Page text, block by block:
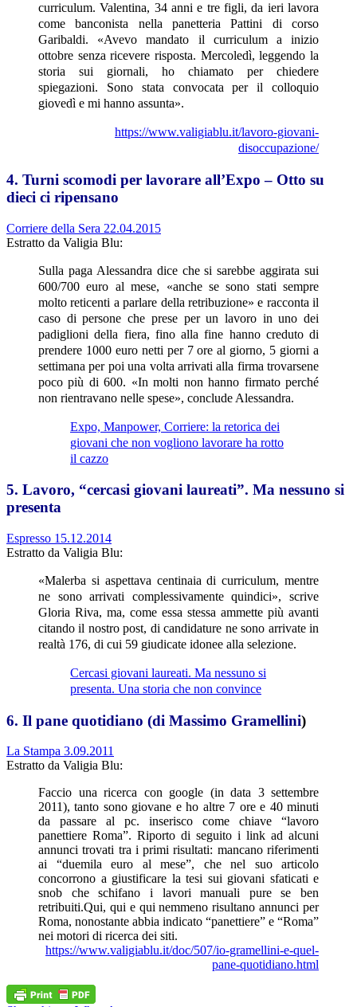
curriculum. Valentina, 34 anni e tre figli, da ieri lavora
come banconista nella panetteria Pattini di corso
Garibaldi. «Avevo mandato il curriculum a inizio
ottobre senza ricevere risposta. Mercoledì, leggendo la
storia sui giornali, ho chiamato per chiedere
spiegazioni. Sono stata convocata per il colloquio
giovedì e mi hanno assunta».
https://www.valigiablu.it/lavoro-giovani-
disoccupazione/
4. Turni scomodi per lavorare all’Expo – Otto su
dieci ci ripensano
Corriere della Sera 22.04.2015
Estratto da Valigia Blu:
Sulla paga Alessandra dice che si sarebbe aggirata sui
600/700 euro al mese, «anche se sono stati sempre
molto reticenti a parlare della retribuzione» e racconta il
caso di persone che prese per un lavoro in uno dei
padiglioni della fiera, fino alla fine hanno creduto di
prendere 1000 euro netti per 7 ore al giorno, 5 giorni a
settimana per poi una volta arrivati alla firma trovarsene
poco più di 600. «In molti non hanno firmato perché
non rientravano nelle spese», conclude Alessandra.
Expo, Manpower, Corriere: la retorica dei
giovani che non vogliono lavorare ha rotto
il cazzo
5. Lavoro, “cercasi giovani laureati”. Ma nessuno si
presenta
Espresso 15.12.2014
Estratto da Valigia Blu:
«Malerba si aspettava centinaia di curriculum, mentre
ne sono arrivati complessivamente quindici», scrive
Gloria Riva, ma, come essa stessa ammette più avanti
citando il nostro post, di candidature ne sono arrivate in
realtà 176, di cui 59 giudicate idonee alla selezione.
Cercasi giovani laureati. Ma nessuno si
presenta. Una storia che non convince
6. Il pane quotidiano (di Massimo Gramellini)
La Stampa 3.09.2011
Estratto da Valigia Blu:
Faccio una ricerca con google (in data 3 settembre
2011), tanto sono giovane e ho altre 7 ore e 40 minuti
da passare al pc. inserisco come chiave “lavoro
panettiere Roma”. Riporto di seguito i link ad alcuni
annunci trovati tra i primi risultati: mancano riferimenti
ai “duemila euro al mese”, che nel suo articolo
concorrono a giustificare la tesi sui giovani sfaticati e
snob che schifano i lavori manuali pure se ben
retribuiti.Qui, qui e qui nemmeno risultano annunci per
Roma, nonostante abbia indicato “panettiere” e “Roma”
nei motori di ricerca dei siti.
https://www.valigiablu.it/doc/507/io-gramellini-e-quel-
pane-quotidiano.html